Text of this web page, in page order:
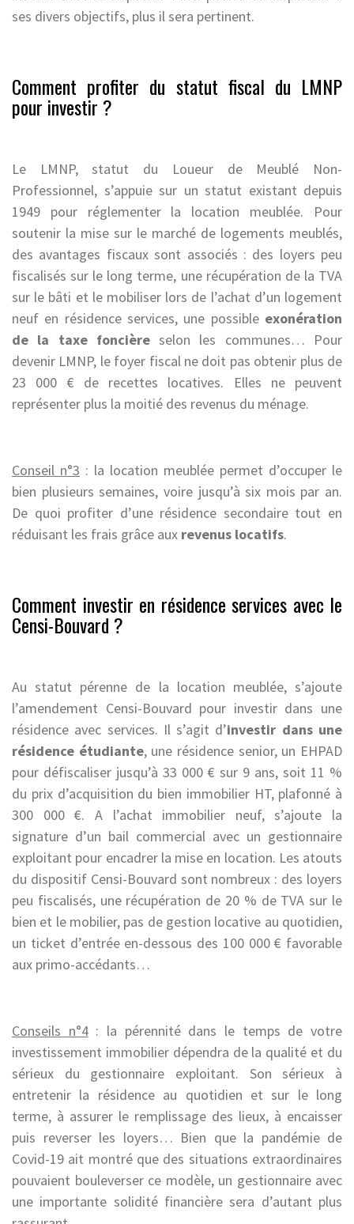
ses divers objectifs, plus il sera pertinent.
Comment profiter du statut fiscal du LMNP
pour investir ?
Le LMNP, statut du Loueur de Meublé Non-
Professionnel, s’appuie sur un statut existant depuis
1949 pour réglementer la location meublée. Pour
soutenir la mise sur le marché de logements meublés,
des avantages fiscaux sont associés : des loyers peu
fiscalisés sur le long terme, une récupération de la TVA
sur le bâti et le mobiliser lors de l’achat d’un logement
neuf en résidence services, une possible exonération
de la taxe foncièreselon les communes… Pour
devenir LMNP, le foyer fiscal ne doit pas obtenir plus de
23 000 € de recettes locatives. Elles ne peuvent
représenter plus la moitié des revenus du ménage.
Conseil n°3 : la location meublée permet d’occuper le
bien plusieurs semaines, voire jusqu’à six mois par an.
De quoi profiter d’une résidence secondaire tout en
réduisant les frais grâce aux revenus locatifs.
Comment investir en résidence services avec le
Censi-Bouvard ?
Au statut pérenne de la location meublée, s’ajoute
l’amendement Censi-Bouvard pour investir dans une
résidence avec services. Il s’agit d’investir dans une
résidence étudiante, une résidence senior, un EHPAD
pour défiscaliser jusqu’à 33 000 € sur 9 ans, soit 11 %
du prix d’acquisition du bien immobilier HT, plafonné à
300 000 €. A l’achat immobilier neuf, s’ajoute la
signature d’un bail commercial avec un gestionnaire
exploitant pour encadrer la mise en location. Les atouts
du dispositif Censi-Bouvard sont nombreux : des loyers
peu fiscalisés, une récupération de 20 % de TVA sur le
bien et le mobilier, pas de gestion locative au quotidien,
un ticket d’entrée en-dessous des 100 000 € favorable
aux primo-accédants…
Conseils n°4: la pérennité dans le temps de votre
investissement immobilier dépendra de la qualité et du
sérieux du gestionnaire exploitant. Son sérieux à
entretenir la résidence au quotidien et sur le long
terme, à assurer le remplissage des lieux, à encaisser
puis reverser les loyers… Bien que la pandémie de
Covid-19 ait montré que des situations extraordinaires
pouvaient bouleverser ce modèle, un gestionnaire avec
une importante solidité financière sera d’autant plus